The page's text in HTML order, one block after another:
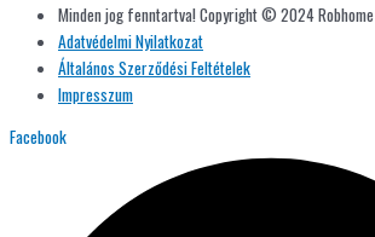
Minden jog fenntartva! Copyright © 2024 Robhome
Adatvédelmi Nyilatkozat
Általános Szerződési Feltételek
Impresszum
Facebook